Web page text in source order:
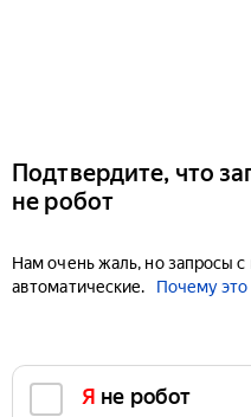
Подтвердите, что
не робот
Нам очень жаль, но запросы
автоматические.
Почему это
Я не робот